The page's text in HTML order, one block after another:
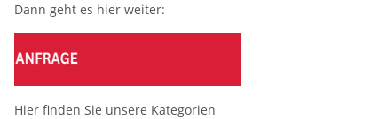
Dann geht es hier weiter:
Hier finden Sie unsere Kategorien